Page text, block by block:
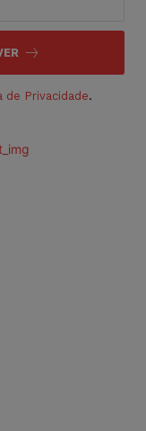
de Privacidade.